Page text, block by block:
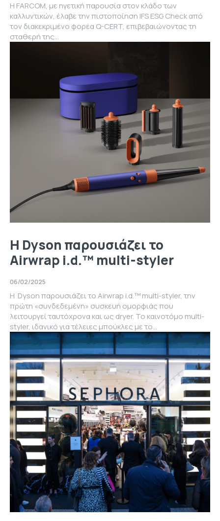
Η FARCOM, με ηγετική παρουσία στον κλάδο των
καλλυντικών, έλαβε την πιστοποίηση IFS ESG Check από
τον διακεκριμένο φορέα Q-CERT, επιβεβαιώνοντας τη
σταθερή της...
Η Dyson παρουσιάζει το
Airwrap i.d.™ multi-styler
06/02/2025
Η Dyson παρουσιάζει το Airwrap i.d.™ multi-styler, την
πρώτη «συνδεδεμένη» συσκευή ομορφιάς που
λειτουργεί ταυτόχρονα και ως dryer. Το καινοτόμο multi-
styler, ιδανικό για τέλειες μπούκλες με το...